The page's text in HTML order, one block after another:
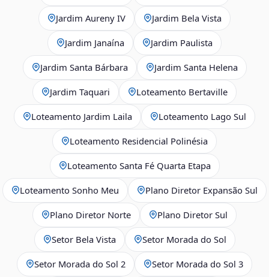
Jardim Aureny IV Jardim Bela Vista
Jardim Janaína Jardim Paulista
Jardim Santa Bárbara Jardim Santa Helena
Jardim Taquari Loteamento Bertaville
Loteamento Jardim Laila Loteamento Lago Sul
Loteamento Residencial Polinésia
Loteamento Santa Fé Quarta Etapa
Loteamento Sonho Meu Plano Diretor Expansão Sul
Plano Diretor Norte Plano Diretor Sul
Setor Bela Vista Setor Morada do Sol
Setor Morada do Sol 2 Setor Morada do Sol 3